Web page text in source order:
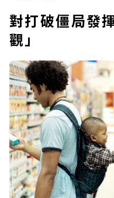
對打破僵局發
觀」